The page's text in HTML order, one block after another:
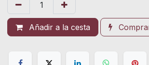
Añadir a la cesta